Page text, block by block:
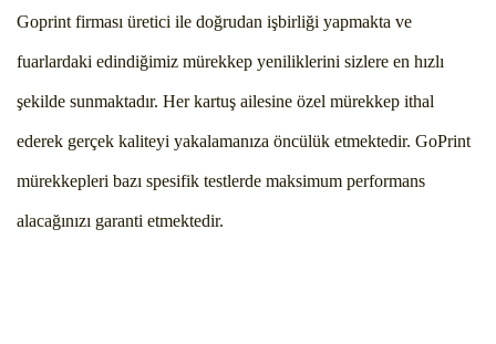
Goprint firması üretici ile doğrudan işbirliği yapmakta ve
fuarlardaki edindiğimiz mürekkep yeniliklerini sizlere en hızlı
şekilde sunmaktadır. Her kartuş ailesine özel mürekkep ithal
ederek gerçek kaliteyi yakalamanıza öncülük etmektedir. GoPrint
mürekkepleri bazı spesifik testlerde maksimum performans
alacağınızı garanti etmektedir.